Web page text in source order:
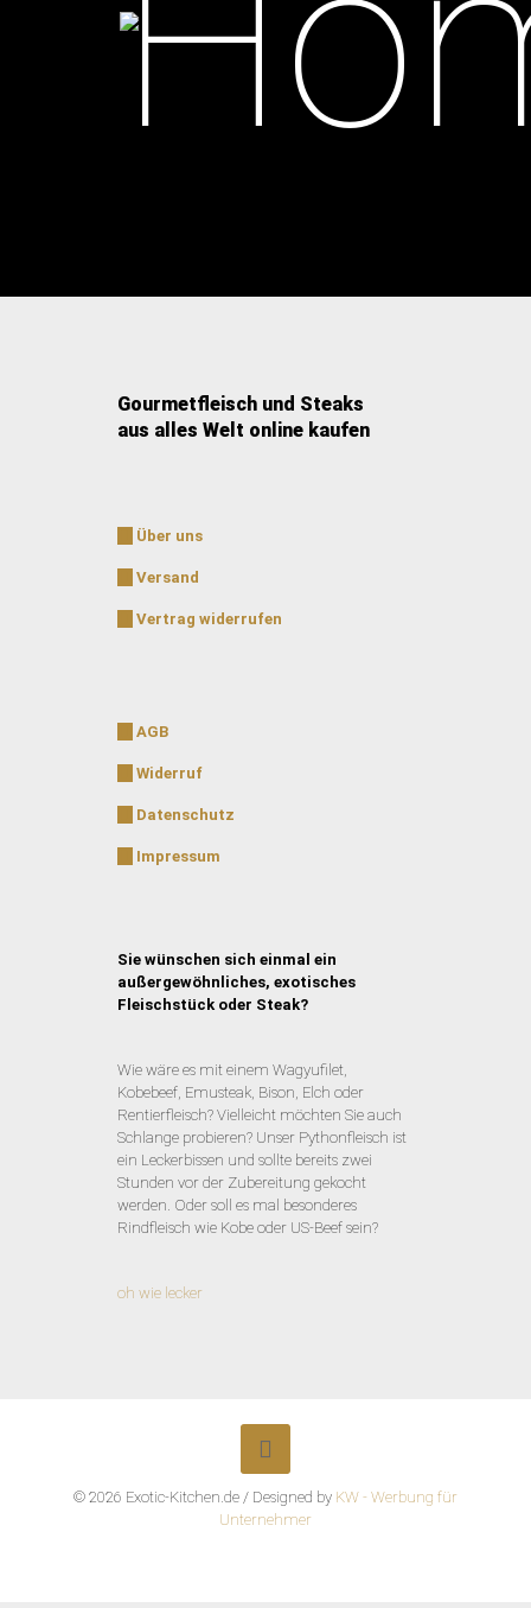
Gourmetfleisch und Steaks
aus alles Welt online kaufen
Über uns
Versand
Vertrag widerrufen
AGB
Widerruf
Datenschutz
Impressum
Sie wünschen sich einmal ein
außergewöhnliches, exotisches
Fleischstück oder Steak?
Wie wäre es mit einem Wagyufilet,
Kobebeef, Emusteak, Bison, Elch oder
Rentierfleisch? Vielleicht möchten Sie auch
Schlange probieren? Unser Pythonfleisch ist
ein Leckerbissen und sollte bereits zwei
Stunden vor der Zubereitung gekocht
werden. Oder soll es mal besonderes
Rindfleisch wie Kobe oder US-Beef sein?
oh wie lecker
© 2026 Exotic-Kitchen.de / Designed by KW - Werbung für
Unternehmer